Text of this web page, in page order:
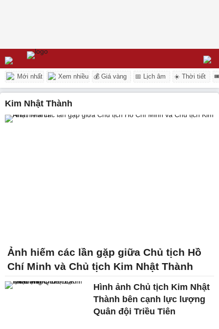
Mới nhất Xem nhiều 💰 Giá vàng 📅 Lịch âm ☀️ Thời tiết
Kim Nhật Thành
Ảnh hiếm các lần gặp giữa Chủ tịch Hồ
Chí Minh và Chủ tịch Kim Nhật Thành
Hình ảnh Chủ tịch Kim Nhật
Thành bên cạnh lực lượng
Quân đội Triều Tiên